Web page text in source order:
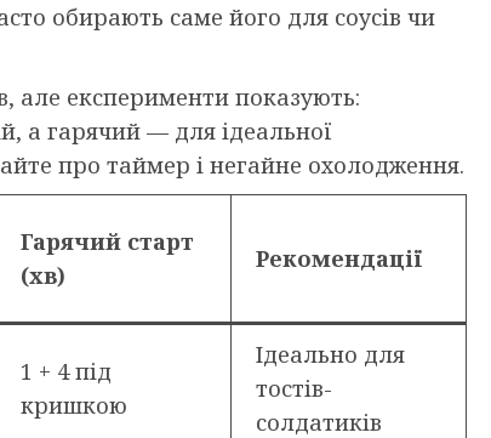
обирають саме його для соусів чи
але експерименти показують:
а гарячий — для ідеальної
про таймер і негайне охолодження.
Гарячий старт
(хв)
Рекомендації
1 + 4 під
кришкою
Ідеально для
тостів-
солдатиків